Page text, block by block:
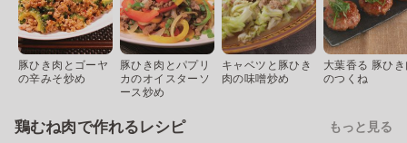
豚ひき肉とゴーヤ
の辛みそ炒め
豚ひき肉とパプリ
カのオイスターソ
ース炒め
キャベツと豚ひき
肉の味噌炒め
大葉香る 豚ひ
のつくね
鶏むね肉で作れるレシピ もっと見る